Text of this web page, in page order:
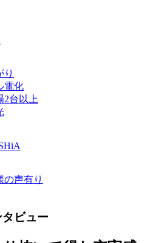
り
電化
2台以上
の声有り
ビュー